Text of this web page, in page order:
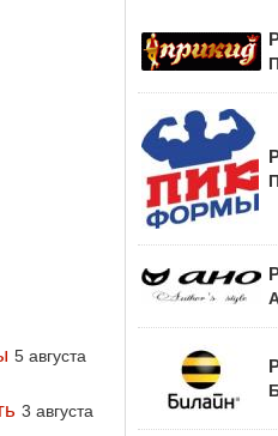
5 августа
3 августа